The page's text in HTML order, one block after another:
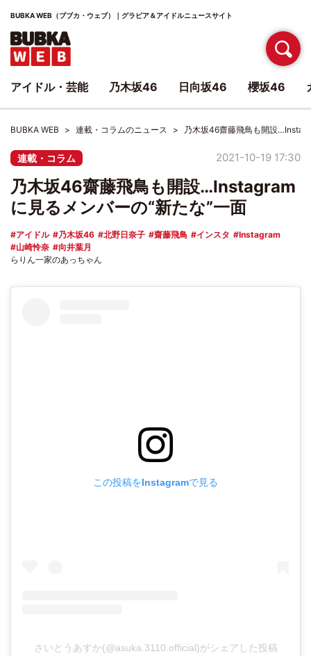
BUBKA WEB（ブブカ・ウェブ）｜グラビア＆アイドルニュースサイト
BUBKA WEB 連載・コラムのニュース 乃木坂46齋藤飛鳥も開設
連載・コラム 2021-10-19 17:30
乃木坂46齋藤飛鳥も開設…Instagram
に見るメンバーの“新たな”一面
アイドル 乃木坂46 北野日奈子 齋藤飛鳥 インスタ
Instagram
山崎怜奈
向井葉月
らりん一家のあっちゃん
この投稿をInstagramで見る
さいとうあすか(@asuka.3110.official)がシェアした投稿
アイドル・芸能 乃木坂46 日向坂46 櫻坂46